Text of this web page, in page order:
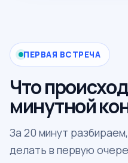
ПЕРВАЯ ВСТРЕЧА
Что
минутной
За 20 минут
делать в первую